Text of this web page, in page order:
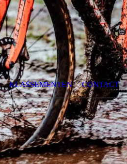
KLASSEMENTEN CONTACT